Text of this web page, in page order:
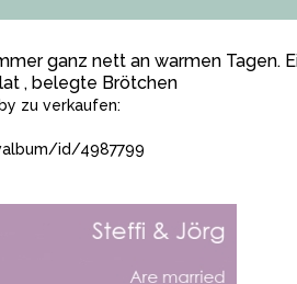
ganz nett an warmen Tagen.
, belegte Brötchen
zu verkaufen:
id/4987799